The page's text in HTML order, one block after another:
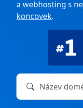
awebhosting s
koncovek.
Název domény